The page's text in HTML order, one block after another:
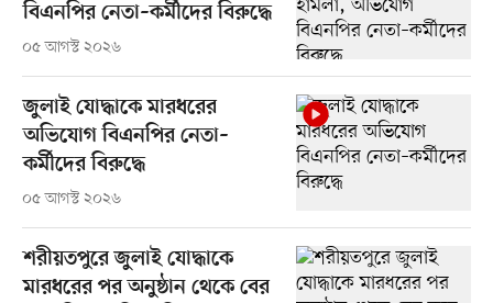
বিএনপির নেতা–কর্মীদের বিরুদ্ধে
০৫ আগস্ট ২০২৬
জুলাই যোদ্ধাকে মারধরের
অভিযোগ বিএনপির নেতা–
কর্মীদের বিরুদ্ধে
০৫ আগস্ট ২০২৬
শরীয়তপুরে জুলাই যোদ্ধাকে
মারধরের পর অনুষ্ঠান থেকে বের